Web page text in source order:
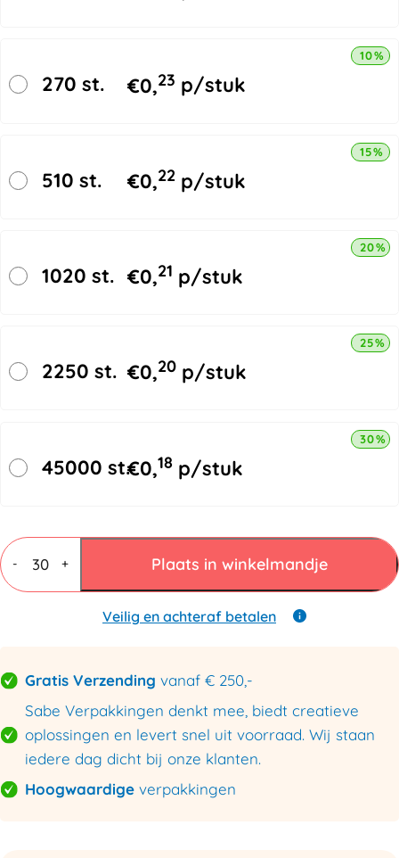
270 st. €0,23 p/stuk
10%
510 st. €0,22 p/stuk
15%
1020 st. €0,21 p/stuk
20%
2250 st. €0,20 p/stuk
25%
45000 st.€0,18 p/stuk
30%
-
Vouwdozen
3
mm
+ Plaats in winkelmandje
Veilig en achteraf betalen
Gratis Verzending vanaf € 250,-
Sabe Verpakkingen denkt mee, biedt creatieve
oplossingen en levert snel uit voorraad. Wij staan
iedere dag dicht bij onze klanten.
Hoogwaardige verpakkingen